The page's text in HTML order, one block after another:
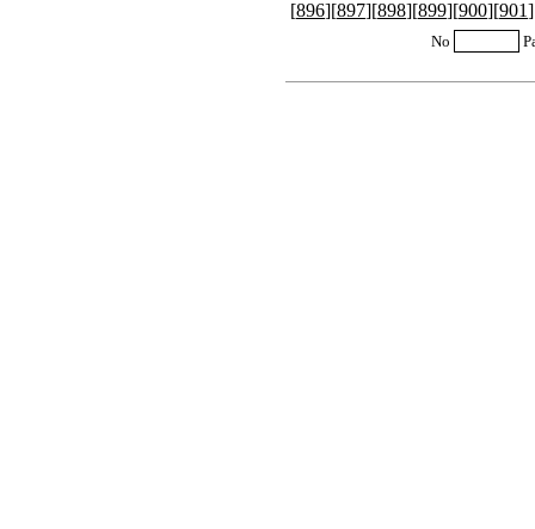
[896][897][898][899][900][901
No